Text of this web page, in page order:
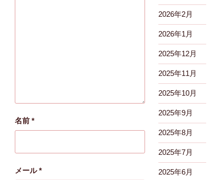
名前 *
メール*
2026年2月
2026年1月
2025年12月
2025年11月
2025年10月
2025年9月
2025年8月
2025年7月
2025年6月